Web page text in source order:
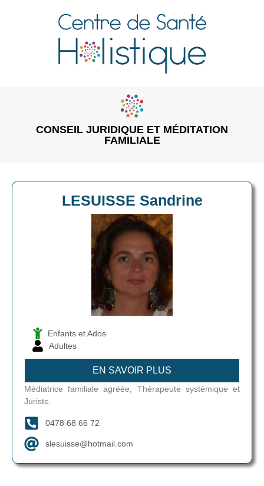
CONSEIL JURIDIQUE ET MÉDITATION
FAMILIALE
LESUISSE Sandrine
Enfants et Ados
Adultes
EN SAVOIR PLUS
Médiatrice familiale agréée, Thérapeute systémique et
Juriste.
0478 68 66 72
slesuisse@hotmail.com